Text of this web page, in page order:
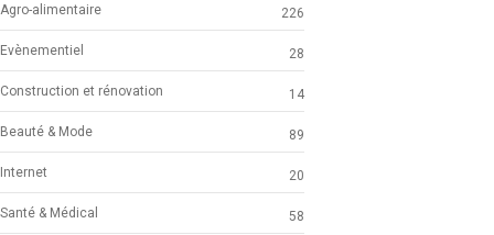
Agro-alimentaire 226
Evènementiel 28
Construction et rénovation 14
Beauté & Mode 89
Internet 20
Santé & Médical 58